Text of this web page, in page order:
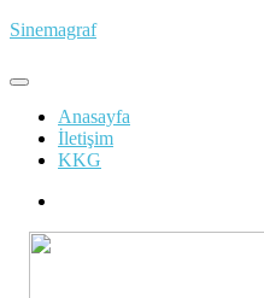
İçeriğe
Sinemagraf
Anasayfa
İletişim
KKG